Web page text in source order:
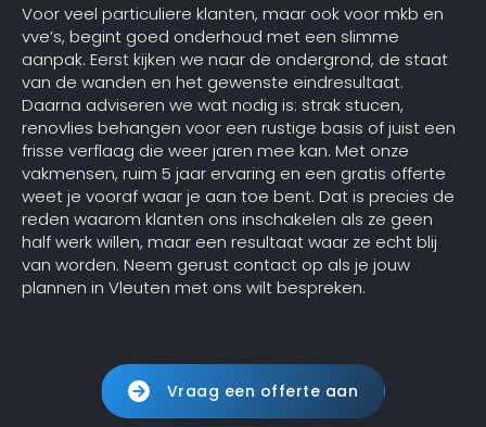
Voor veel particuliere klanten, maar ook voor mkb en
vve’s, begint goed onderhoud met een slimme
aanpak. Eerst kijken we naar de ondergrond, de staat
van de wanden en het gewenste eindresultaat.
Daarna adviseren we wat nodig is: strak stucen,
renovlies behangen voor een rustige basis of juist een
frisse verflaag die weer jaren mee kan. Met onze
vakmensen, ruim 5 jaar ervaring en een gratis offerte
weet je vooraf waar je aan toe bent. Dat is precies de
reden waarom klanten ons inschakelen als ze geen
half werk willen, maar een resultaat waar ze echt blij
van worden. Neem gerust contact op als je jouw
plannen in Vleuten met ons wilt bespreken.
Vraag een offerte aan